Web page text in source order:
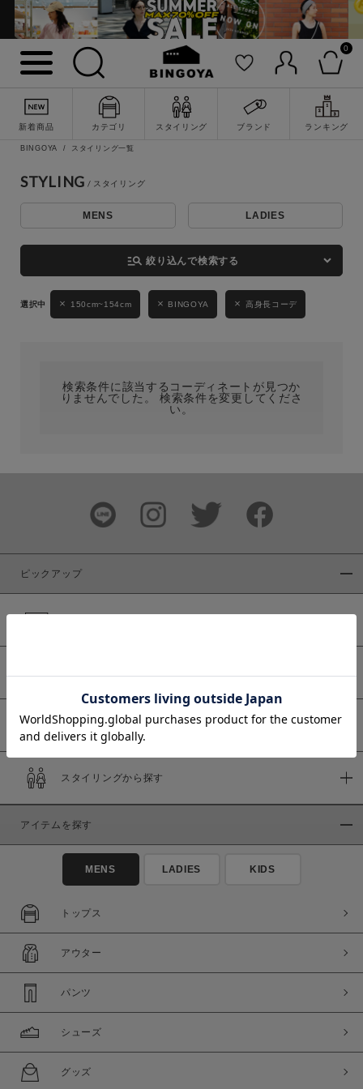
0
新着商品 カテゴリ スタイリング ブランド ランキング
詳細検索
価格
～
商品タイプ
通常商品 予約商品
在庫
在庫あり 在庫なし含む
BINGOYA スタイリング一覧
STYLING
MENS LADIES
manage_search 絞り込んで検索する
150cm~154cm BINGOYA 高身長コーデ
検索条件に該当するコーディネートが見つか
りませんでした。 検索条件を変更してくださ
い。
ピックアップ
予約商品
スタイリングから探す
アイテムを探す
MENS LADIES KIDS
トップス
アウター
パンツ
シューズ
グッズ